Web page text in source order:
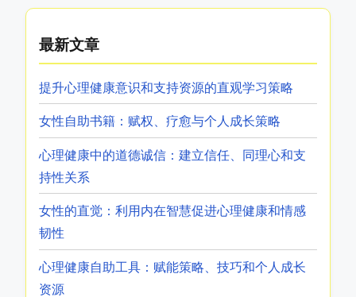
最新文章
提升心理健康意识和支持资源的直观学习策略
女性自助书籍：赋权、疗愈与个人成长策略
心理健康中的道德诚信：建立信任、同理心和支
持性关系
女性的直觉：利用内在智慧促进心理健康和情感
韧性
心理健康自助工具：赋能策略、技巧和个人成长
资源